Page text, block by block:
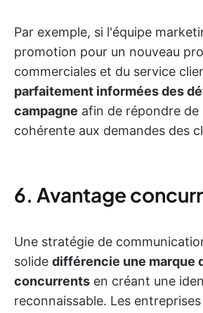
Par exemple, si l'équipe
promotion pour un nouveau
commerciales et du service
parfaitement informées des
campagne afin de répondre de
cohérente aux demandes des
6. Avantage
Une stratégie de
solide différencie une marque
concurrents en créant une
reconnaissable. Les